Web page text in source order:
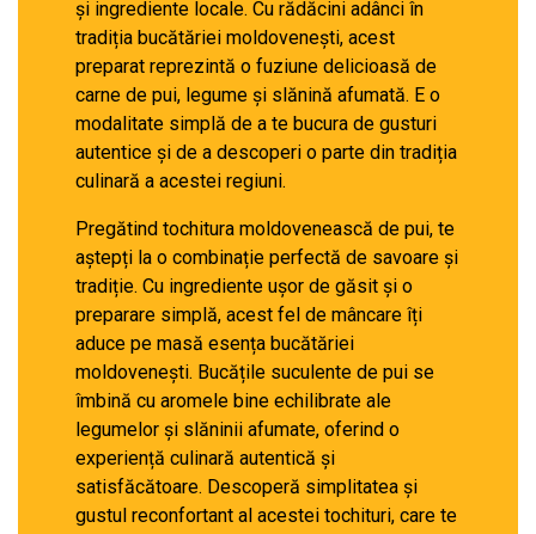
și ingrediente locale. Cu rădăcini adânci în
tradiția bucătăriei moldovenești, acest
preparat reprezintă o fuziune delicioasă de
carne de pui, legume și slănină afumată. E o
modalitate simplă de a te bucura de gusturi
autentice și de a descoperi o parte din tradiția
culinară a acestei regiuni.
Pregătind tochitura moldovenească de pui, te
aștepți la o combinație perfectă de savoare și
tradiție. Cu ingrediente ușor de găsit și o
preparare simplă, acest fel de mâncare îți
aduce pe masă esența bucătăriei
moldovenești. Bucățile suculente de pui se
îmbină cu aromele bine echilibrate ale
legumelor și slăninii afumate, oferind o
experiență culinară autentică și
satisfăcătoare. Descoperă simplitatea și
gustul reconfortant al acestei tochituri, care te